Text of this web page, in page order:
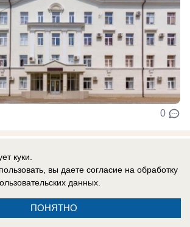
0
покатились вниз в
крае
овощей за неделю в
куки.
вы даете согласие на обработку
данных.
ПОНЯТНО